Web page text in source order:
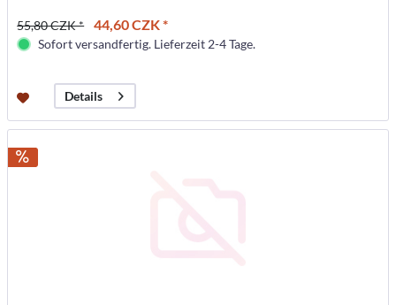
55,80 CZK * 44,60 CZK *
Sofort versandfertig. Lieferzeit 2-4 Tage.
Details